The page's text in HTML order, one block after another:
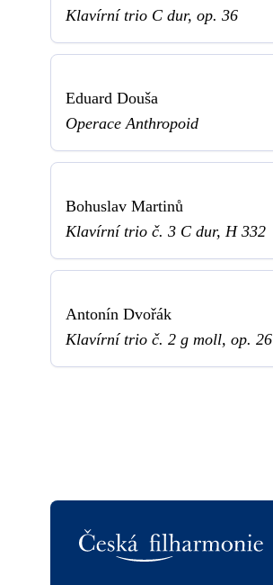
Klavírní trio C dur, op. 36
Eduard Douša
Operace Anthropoid
Bohuslav Martinů
Klavírní trio č. 3 C dur, H 332
Antonín Dvořák
Klavírní trio č. 2 g moll, op. 26